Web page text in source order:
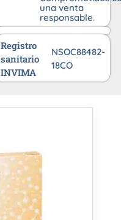
una venta
responsable.
Registro
sanitario
INVIMA
NSOC88482-
18CO